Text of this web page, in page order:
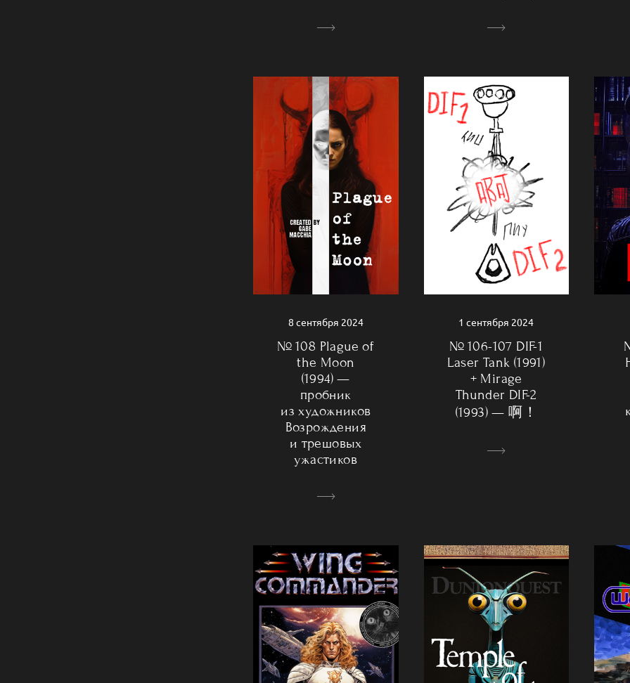
8 сентября 2024
№ 108 Plague of
the Moon
(1994) —
пробник
из художников
Возрождения
и трешовых
ужастиков
1 сентября 2024
№ 106-107 DIF-1
Laser Tank (1991)
+ Mirage
Thunder DIF-2
(1993) — 啊！